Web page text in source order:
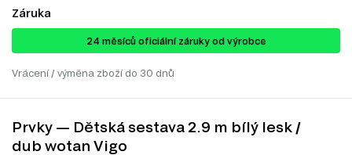
Záruka
24 ​​​​měsíců oficiální záruky od výrobce
Vrácení / výměna zboží do 30 dnů
Prvky — Dětská sestava 2.9 m bílý lesk /
dub wotan Vigo